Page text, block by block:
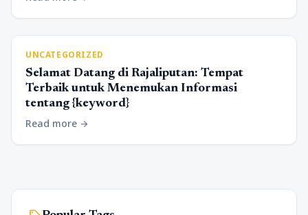
UNCATEGORIZED
Selamat Datang di Rajaliputan: Tempat
Terbaik untuk Menemukan Informasi
tentang {keyword}
Read more arrow_forward